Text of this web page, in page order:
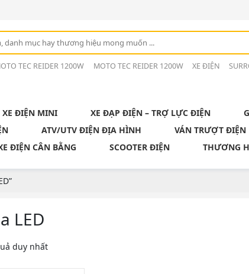
TEC REIDER 1200W MOTO TEC REIDER 1200W XE ĐIỆN
XE ĐIỆN MINI XE ĐẠP ĐIỆN – TRỢ LỰC ĐIỆN
ATV/UTV ĐIỆN ĐỊA HÌNH VÁN TRƯỢT ĐIỆN
ĐIỆN CÂN BẰNG SCOOTER ĐIỆN THƯƠNG
LED
duy nhất